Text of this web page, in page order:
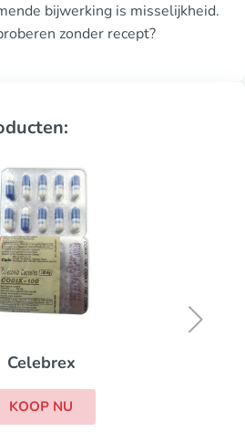
bijwerking is misselijkheid.
zonder recept?
Celebrex
KOOP NU